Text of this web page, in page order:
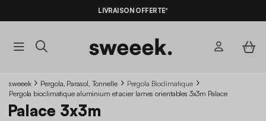
LIVRAISON OFFERTE*
sweeek Pergola, Parasol, Tonnelle
Pergola Bioclimatique
Pergola bioclimatique aluminium et acier lames orientables 3x3m Palace
Palace 3x3m